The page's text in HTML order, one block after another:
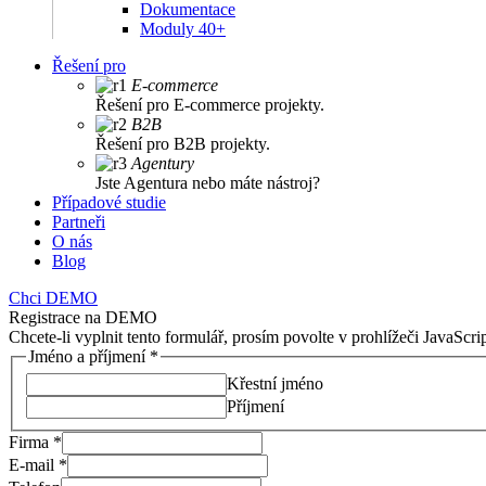
Dokumentace
Moduly 40+
Řešení pro
E-commerce
Řešení pro E-commerce projekty.
B2B
Řešení pro B2B projekty.
Agentury
Jste Agentura nebo máte nástroj?
Případové studie
Partneři
O nás
Blog
Chci DEMO
Registrace na DEMO
Chcete-li vyplnit tento formulář, prosím povolte v prohlížeči
Jméno a příjmení *
Křestní jméno
Příjmení
Firma *
E-mail *